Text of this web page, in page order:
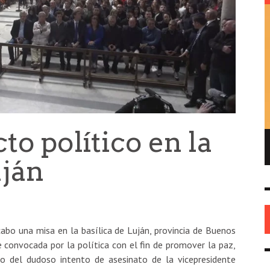
político en la
una misa en la basílica de Luján, provincia de Buenos
por la política con el fin de promover la paz,
del dudoso intento de asesinato de la vicepresidente
ENRIQUE DE GANDIA – EL FUNDADOR DEL
REPUBLICANISMO EN AMÉRICA